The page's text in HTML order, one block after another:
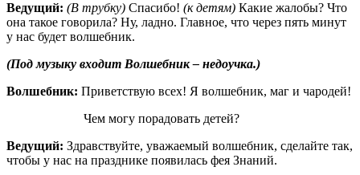
Ведущий: (В трубку) Спасибо! (к детям) Какие жалобы? Что
она такое говорила? Ну, ладно. Главное, что через пять минут
у нас будет волшебник.
(Под музыку входит Волшебник – недоучка.)
Волшебник: Приветствую всех! Я волшебник, маг и чародей!
Чем могу порадовать детей?
Ведущий: Здравствуйте, уважаемый волшебник, сделайте так,
чтобы у нас на празднике появилась фея Знаний.